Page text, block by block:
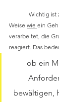
Weise wie ein
verarbeitet, die
reagiert. Das
ob ein
bewältigen,